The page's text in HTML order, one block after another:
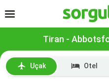
Tiran -
Uçak Otel